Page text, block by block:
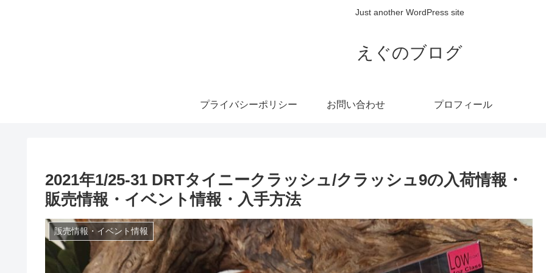
Just another WordPress site
えぐのブログ
プライバシーポリシー お問い合わせ プロフィール
2021年1/25-31 DRTタイニークラッシュ/クラッシュ9の入荷情報・
販売情報・イベント情報・入手方法
販売情報・イベント情報